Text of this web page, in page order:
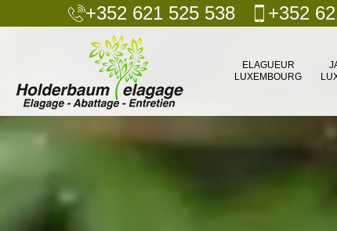
+352 621 525 538 +352
ELAGUEUR
LUXEMBOURG